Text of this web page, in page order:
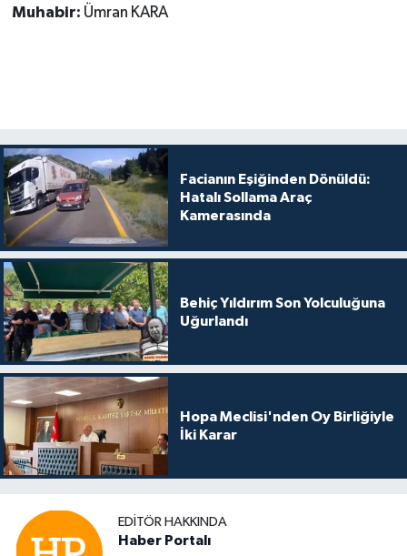
Muhabir: Ümran KARA
Facianın Eşiğinden Dönüldü:
Hatalı Sollama Araç
Kamerasında
Behiç Yıldırım Son Yolculuğuna
Uğurlandı
Hopa Meclisi'nden Oy Birliğiyle
İki Karar
EDITÖR HAKKINDA
Haber Portalı